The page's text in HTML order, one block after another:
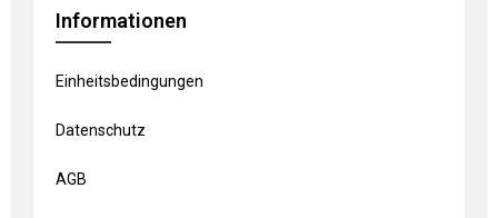
Informationen
Einheitsbedingungen
Datenschutz
AGB